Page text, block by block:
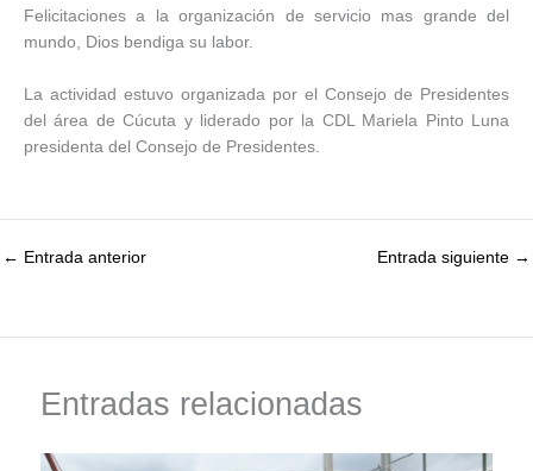
Felicitaciones a la organización de servicio mas grande del
mundo, Dios bendiga su labor.
La actividad estuvo organizada por el Consejo de Presidentes
del área de Cúcuta y liderado por la CDL Mariela Pinto Luna
presidenta del Consejo de Presidentes.
← Entrada anterior Entrada siguiente →
Entradas relacionadas